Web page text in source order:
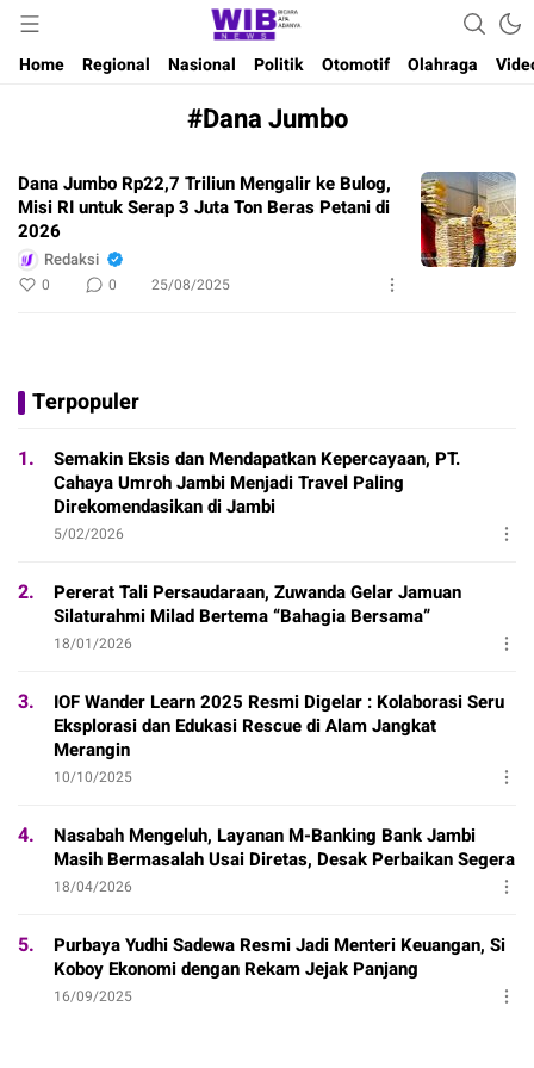
Wibnews
Waktu Indonesia Bicara
Home
Regional Nasional Politik Otomotif Olahraga
#Dana Jumbo
Dana Jumbo Rp22,7 Triliun Mengalir ke Bulog,
Misi RI untuk Serap 3 Juta Ton Beras Petani di
2026
Redaksi
0 0 25/08/2025
Terpopuler
1.
Semakin Eksis dan Mendapatkan Kepercayaan, PT.
Cahaya Umroh Jambi Menjadi Travel Paling
Direkomendasikan di Jambi
5/02/2026
2.
Pererat Tali Persaudaraan, Zuwanda Gelar Jamuan
Silaturahmi Milad Bertema “Bahagia Bersama”
18/01/2026
3.
IOF Wander Learn 2025 Resmi Digelar : Kolaborasi Seru
Eksplorasi dan Edukasi Rescue di Alam Jangkat
Merangin
10/10/2025
4.
Nasabah Mengeluh, Layanan M-Banking Bank Jambi
Masih Bermasalah Usai Diretas, Desak Perbaikan Segera
18/04/2026
5.
Purbaya Yudhi Sadewa Resmi Jadi Menteri Keuangan, Si
Koboy Ekonomi dengan Rekam Jejak Panjang
16/09/2025